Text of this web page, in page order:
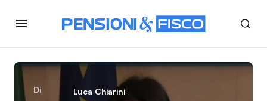
Di
Luca Chiarini